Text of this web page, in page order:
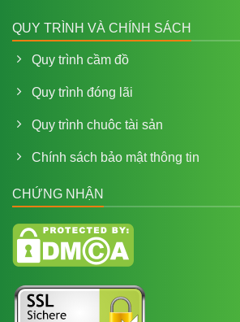
QUY TRÌNH VÀ CHÍNH SÁCH
Quy trình cầm đồ
Quy trình đóng lãi
Quy trình chuôc tài sản
Chính sách bảo mật thông tin
CHỨNG NHẬN